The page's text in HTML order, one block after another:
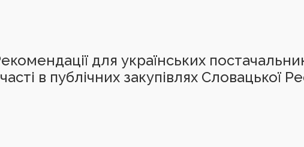
для українських
в публічних закупівлях Словацької